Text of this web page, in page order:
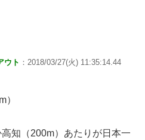
ウト ：2018/03/27(火) 11:35:14.44
）
知（200m）あたりが日本一